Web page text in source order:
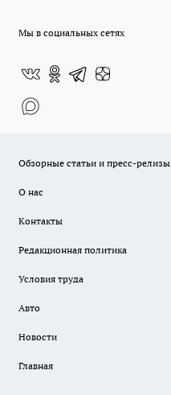
Мы в социальных сетях
Обзорные статьи и пресс-релизы
О нас
Контакты
Редакционная политика
Условия труда
Авто
Новости
Главная